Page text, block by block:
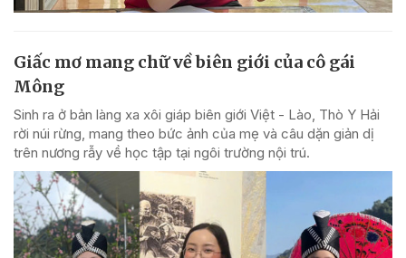
Giấc mơ mang chữ về biên giới của cô gái
Mông
Sinh ra ở bản làng xa xôi giáp biên giới Việt - Lào, Thò Y Hải
rời núi rừng, mang theo bức ảnh của mẹ và câu dặn giản dị
trên nương rẫy về học tập tại ngôi trường nội trú.